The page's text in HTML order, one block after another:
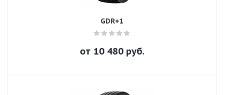
GDR+1
от 10 480 руб.